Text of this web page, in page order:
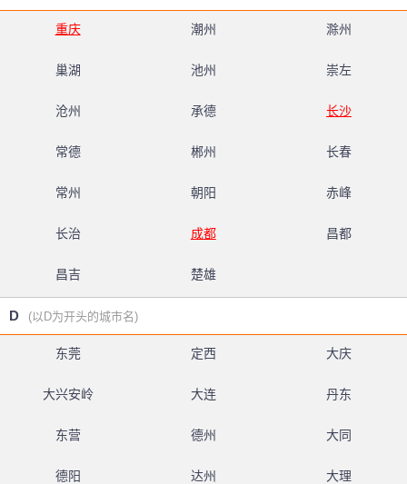
重庆 潮州 滁州
巢湖 池州 崇左
沧州 承德 长沙
常德 郴州 长春
常州 朝阳 赤峰
长治 成都 昌都
昌吉 楚雄
D (以D为开头的城市名)
东莞 定西 大庆
大兴安岭 大连 丹东
东营 德州 大同
德阳 达州 大理